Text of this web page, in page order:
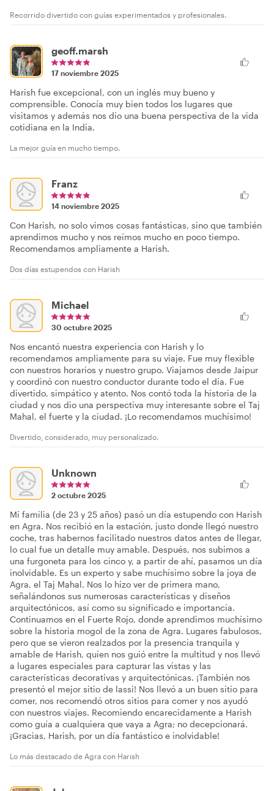
Recorrido divertido con guías experimentados y profesionales.
geoff.marsh
17 noviembre 2025
Harish fue excepcional, con un inglés muy bueno y
comprensible. Conocía muy bien todos los lugares que
visitamos y además nos dio una buena perspectiva de la vida
cotidiana en la India.
La mejor guía en mucho tiempo.
Franz
14 noviembre 2025
Con Harish, no solo vimos cosas fantásticas, sino que también
aprendimos mucho y nos reímos mucho en poco tiempo.
Recomendamos ampliamente a Harish.
Dos días estupendos con Harish
Michael
30 octubre 2025
Nos encantó nuestra experiencia con Harish y lo
recomendamos ampliamente para su viaje. Fue muy flexible
con nuestros horarios y nuestro grupo. Viajamos desde Jaipur
y coordinó con nuestro conductor durante todo el día. Fue
divertido, simpático y atento. Nos contó toda la historia de la
ciudad y nos dio una perspectiva muy interesante sobre el Taj
Mahal, el fuerte y la ciudad. ¡Lo recomendamos muchísimo!
Divertido, considerado, muy personalizado.
Unknown
2 octubre 2025
Mi familia (de 23 y 25 años) pasó un día estupendo con Harish
en Agra. Nos recibió en la estación, justo donde llegó nuestro
coche, tras habernos facilitado nuestros datos antes de llegar,
lo cual fue un detalle muy amable. Después, nos subimos a
una furgoneta para los cinco y, a partir de ahí, pasamos un día
inolvidable. Es un experto y sabe muchísimo sobre la joya de
Agra, el Taj Mahal. Nos lo hizo ver de primera mano,
señalándonos sus numerosas características y diseños
arquitectónicos, así como su significado e importancia.
Continuamos en el Fuerte Rojo, donde aprendimos muchísimo
sobre la historia mogol de la zona de Agra. Lugares fabulosos,
pero que se vieron realzados por la presencia tranquila y
amable de Harish, quien nos guió entre la multitud y nos llevó
a lugares especiales para capturar las vistas y las
características decorativas y arquitectónicas. ¡También nos
presentó el mejor sitio de lassi! Nos llevó a un buen sitio para
comer, nos recomendó otros sitios para comer y nos ayudó
con nuestros viajes. Recomiendo encarecidamente a Harish
como guía a cualquiera que vaya a Agra; no decepcionará.
¡Gracias, Harish, por un día fantástico e inolvidable!
Lo más destacado de Agra con Harish